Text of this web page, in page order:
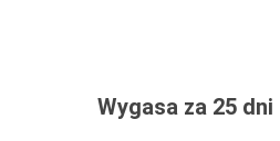
Wygasa za 25 dni